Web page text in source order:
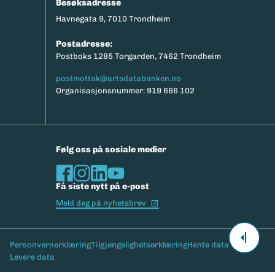
Besøksadresse
Havnegata 9, 7010 Trondheim
Postadresse:
Postboks 1285 Torgarden, 7462 Trondheim
postmottak@artsdatabanken.no
Organisasjonsnummer: 919 666 102
Følg oss på sosiale medier
Få siste nytt på e-post
Meld deg på nyhetsbrev
Bunntekst
PersonvernerklæringTilgjengelighetserklæringHente data
Levere data